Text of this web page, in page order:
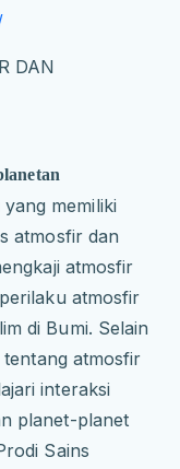
DAN
memiliki
atmosfir dan
atmosfir
atmosfir
di Bumi. Selain
atmosfir
interaksi
planet-planet
Sains